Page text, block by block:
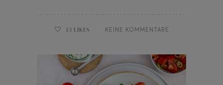
13 LIKES KEINE KOMMENTARE